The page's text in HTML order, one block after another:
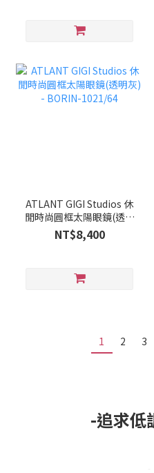
ATLANT GIGI Studios 休
閒時尚圓框太陽眼鏡(透明
灰) - BORIN-1021/64
NT$8,400
1 2 3
-追求低